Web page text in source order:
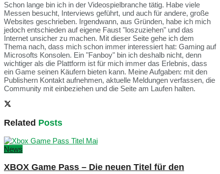
Schon lange bin ich in der Videospielbranche tätig. Habe viele
Messen besucht, Interviews geführt, und auch für andere, große
Websites geschrieben. Irgendwann, aus Gründen, habe ich mich
jedoch entschieden auf eigene Faust "loszuziehen" und das
Internet unsicher zu machen. Mit dieser Seite gehe ich dem
Thema nach, dass mich schon immer interessiert hat: Gaming auf
Microsofts Konsolen. Ein "Fanboy" bin ich deshalb nicht, denn
wichtiger als die Plattform ist für mich immer das Erlebnis, dass
ein Game seinen Käufern bieten kann. Meine Aufgaben: mit den
Publishern Kontakt aufnehmen, aktuelle Meldungen verfassen, die
Community mit einbeziehen und die Seite am Laufen halten.
Related Posts
News
XBOX Game Pass – Die neuen Titel für den